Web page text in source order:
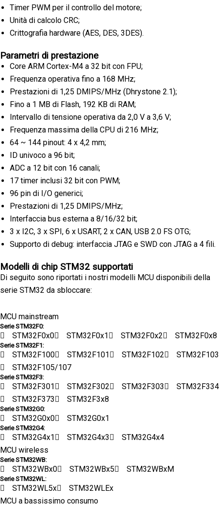
Timer PWM per il controllo del motore;
Unità di calcolo CRC;
Crittografia hardware (AES, DES, 3DES).
Parametri di prestazione
Core ARM Cortex-M4 a 32 bit con FPU;
Frequenza operativa fino a 168 MHz;
Prestazioni di 1,25 DMIPS/MHz (Dhrystone 2.1);
Fino a 1 MB di Flash, 192 KB di RAM;
Intervallo di tensione operativa da 2,0 V a 3,6 V;
Frequenza massima della CPU di 216 MHz;
64 ~ 144 pinout: 4 x 4,2 mm;
ID univoco a 96 bit;
ADC a 12 bit con 16 canali;
17 timer inclusi 32 bit con PWM;
96 pin di I/O generici;
Prestazioni di 1,25 DMIPS/MHz;
Interfaccia bus esterna a 8/16/32 bit;
3 x I2C, 3 x SPI, 6 x USART, 2 x CAN, USB 2.0 FS OTG;
Supporto di debug: interfaccia JTAG e SWD con JTAG a 4 fili.
Modelli di chip STM32 supportati
Di seguito sono riportati i nostri modelli MCU disponibili della
serie STM32 da sbloccare:
MCU mainstream
Serie STM32F0:
STM32F0x0 STM32F0x1 STM32F0x2 STM32F0x8
Serie STM32F1:
STM32F100 STM32F101 STM32F102
STM32F103
STM32F105/107
Serie STM32F3:
STM32F301 STM32F302 STM32F303
STM32F334
STM32F373
STM32F3x8
Serie STM32G0:
STM32G0x0 STM32G0x1
Serie STM32G4:
STM32G4x1 STM32G4x3
STM32G4x4
MCU wireless
Serie STM32WB:
STM32WBx0 STM32WBx5 STM32WBxM
Serie STM32WL:
STM32WL5x
STM32WLEx
MCU a bassissimo consumo